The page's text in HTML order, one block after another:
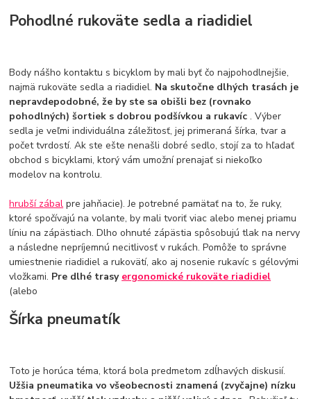
Pohodlné rukoväte sedla a riadidiel
Body nášho kontaktu s bicyklom by mali byť čo najpohodlnejšie,
najmä rukoväte sedla a riadidiel. Na skutočne dlhých trasách je
nepravdepodobné, že by ste sa obišli bez (rovnako
pohodlných) šortiek s dobrou podšívkou a rukavíc. Výber
sedla je veľmi individuálna záležitosť, jej primeraná šírka, tvar a
počet tvrdostí. Ak ste ešte nenašli dobré sedlo, stojí za to hľadať
obchod s bicyklami, ktorý vám umožní prenajať si niekoľko
modelov na kontrolu.
hrubší zábal pre jahňacie). Je potrebné pamätať na to, že ruky,
ktoré spočívajú na volante, by mali tvoriť viac alebo menej priamu
líniu na zápästiach. Dlho ohnuté zápästia spôsobujú tlak na nervy
a následne nepríjemnú necitlivosť v rukách. Pomôže to správne
umiestnenie riadidiel a rukovätí, ako aj nosenie rukavíc s gélovými
vložkami. Pre dlhé trasy ergonomické rukoväte riadidiel
(alebo
Šírka pneumatík
Toto je horúca téma, ktorá bola predmetom zdĺhavých diskusií.
Užšia pneumatika vo všeobecnosti znamená (zvyčajne) nízku